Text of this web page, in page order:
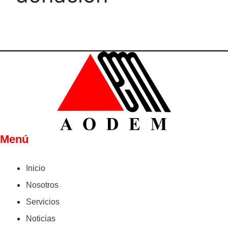
Menú
Inicio
Nosotros
Servicios
Noticias